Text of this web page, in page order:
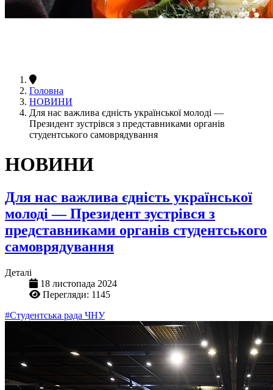
Головна
НОВИНИ
Для нас важлива єдність української молоді —
Президент зустрівся з представниками органів
студентського самоврядування
НОВИНИ
Для нас важлива єдність української
молоді — Президент зустрівся з
представниками органів студентського
самоврядування
Деталі
18 листопада 2024
Перегляди: 1145
#Студентська рада ЧНУ